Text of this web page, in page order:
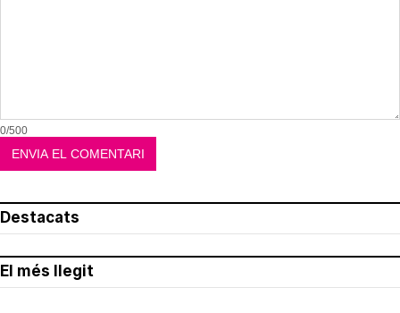
0/500
Destacats
El més llegit